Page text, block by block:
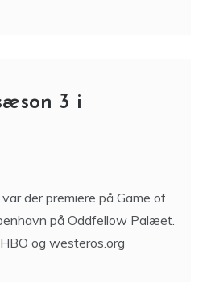
3 i
der premiere på Game of
på Oddfellow Palæet.
og westeros.org